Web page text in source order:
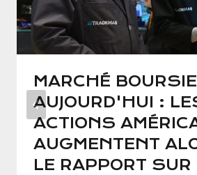
MARCHÉ
AUJOURD'HUI :
ACTIONS
AUGMENTENT
LE RAPPORT SUR